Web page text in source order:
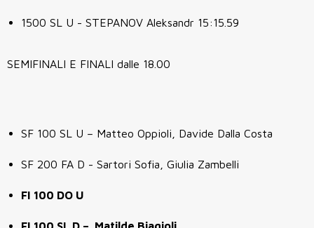
1500 SL U - STEPANOV Aleksandr 15:15.59
SEMIFINALI E FINALI dalle 18.00
SF 100 SL U – Matteo Oppioli, Davide Dalla Costa
SF 200 FA D - Sartori Sofia, Giulia Zambelli
FI 100 DO U